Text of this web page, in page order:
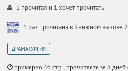
1 прочитал и 1 хочет прочитать
1 раз прочитана в Книжном вызове
ДРАМАТУРГИЯ
примерно 46 стр., прочитаете за 5 дней